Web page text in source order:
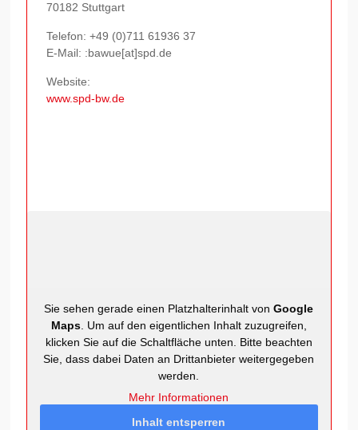
70182 Stuttgart
Telefon:+49 (0)711 61936 37
E-Mail: :bawue[at]spd.de
Website:
www.spd-bw.de
Sie sehen gerade einen Platzhalterinhalt vonGoogle
Maps. Um auf den eigentlichen Inhalt zuzugreifen,
klicken Sie auf die Schaltfläche unten. Bitte beachten
Sie, dass dabei Daten an Drittanbieter weitergegeben
werden.
Mehr Informationen
Inhalt entsperren